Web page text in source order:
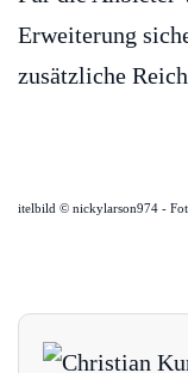
Erweiterung
zusätzliche
itelbild © nickylarson974 -